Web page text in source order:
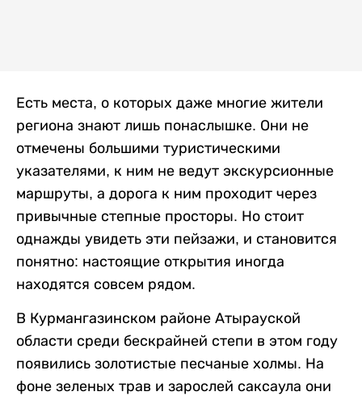
Есть места, о которых даже многие жители
региона знают лишь понаслышке. Они не
отмечены большими туристическими
указателями, к ним не ведут экскурсионные
маршруты, а дорога к ним проходит через
привычные степные просторы. Но стоит
однажды увидеть эти пейзажи, и становится
понятно: настоящие открытия иногда
находятся совсем рядом.
В Курмангазинском районе Атырауской
области среди бескрайней степи в этом году
появились золотистые песчаные холмы. На
фоне зеленых трав и зарослей саксаула они